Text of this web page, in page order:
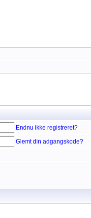
Endnu ikke registreret?
Glemt din adgangskode?